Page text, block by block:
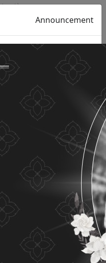
(Cookies)
Affairs
values ​​your
of developing
use this website
it means that you agree
and our privacy
Announcement